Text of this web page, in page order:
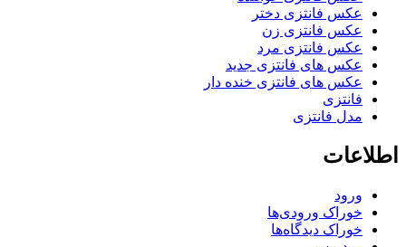
عکس فانتزی دختر
عکس فانتزی زن
عکس فانتزی مرد
عکس های فانتزی جدید
عکس های فانتزی خنده دار
فانتزی
مدل فانتزی
اطلاعات
ورود
خوراک ورودی‌ها
خوراک دیدگاه‌ها